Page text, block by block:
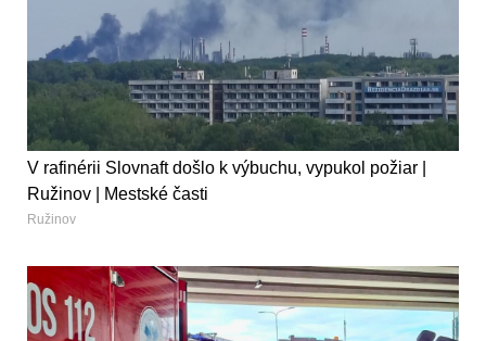
V rafinérii Slovnaft došlo k výbuchu, vypukol požiar |
Ružinov | Mestské časti
Ružinov